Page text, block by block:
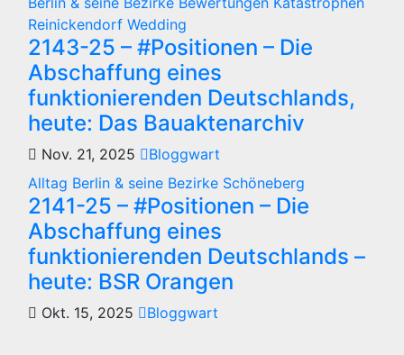
Reinickendorf Wedding
2143-25 – #Positionen – Die
Abschaffung eines
funktionierenden Deutschlands,
heute: Das Bauaktenarchiv
Nov. 21, 2025
Bloggwart
Alltag Berlin & seine Bezirke Schöneberg
2141-25 – #Positionen – Die
Abschaffung eines
funktionierenden Deutschlands –
heute: BSR Orangen
Okt. 15, 2025 Bloggwart